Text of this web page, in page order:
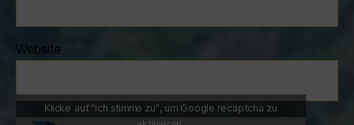
Website
Klicke auf "Ich stimme zu", um Google recaptcha zu